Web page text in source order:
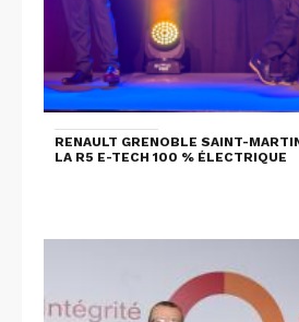
RENAULT GRENOBLE SAINT-
LA R5 E-TECH 100 % ÉLECTRIQUE